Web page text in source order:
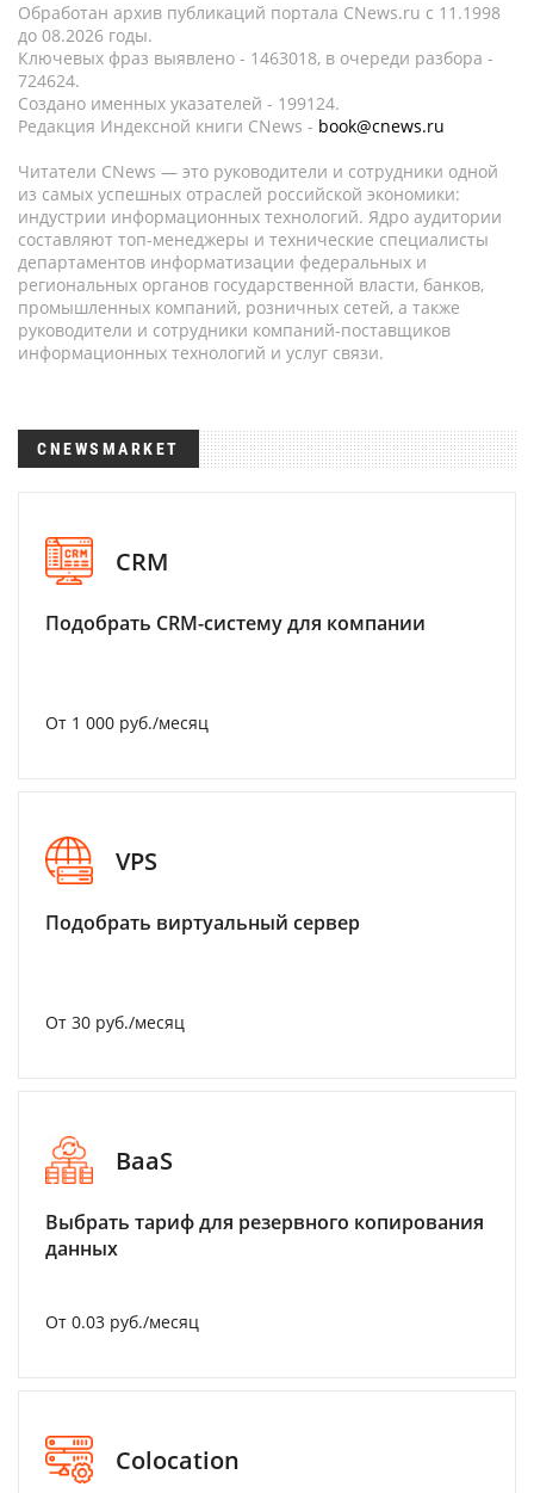
Обработан архив публикаций портала CNews.ru c 11.1998
до 08.2026 годы.
Ключевых фраз выявлено - 1463018, в очереди разбора -
724624.
Создано именных указателей - 199124.
Редакция Индексной книги CNews - book@cnews.ru
Читатели CNews — это руководители и сотрудники одной
из самых успешных отраслей российской экономики:
индустрии информационных технологий. Ядро аудитории
составляют топ-менеджеры и технические специалисты
департаментов информатизации федеральных и
региональных органов государственной власти, банков,
промышленных компаний, розничных сетей, а также
руководители и сотрудники компаний-поставщиков
информационных технологий и услуг связи.
CNEWSMARKET
CRM
Подобрать CRM-систему для компании
От 1 000 руб./месяц
VPS
Подобрать виртуальный сервер
От 30 руб./месяц
BaaS
Выбрать тариф для резервного копирования
данных
От 0.03 руб./месяц
Colocation